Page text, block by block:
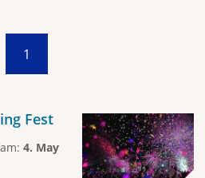
1
Fest
4. May